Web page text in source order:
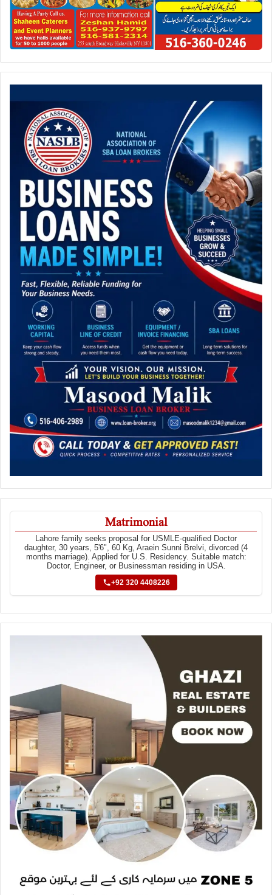
Matrimonial
Lahore family seeks proposal for USMLE-qualified Doctor
daughter, 30 years, 5'6", 60 Kg, Araein Sunni Brelvi, divorced (4
months marriage). Applied for U.S. Residency. Suitable match:
Doctor, Engineer, or Businessman residing in USA.
+92 320 4408226